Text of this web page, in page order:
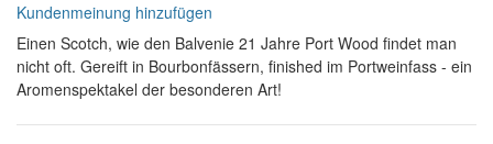
Kundenmeinung hinzufügen
Einen Scotch, wie den Balvenie 21 Jahre Port Wood findet man
nicht oft. Gereift in Bourbonfässern, finished im Portweinfass - ein
Aromenspektakel der besonderen Art!